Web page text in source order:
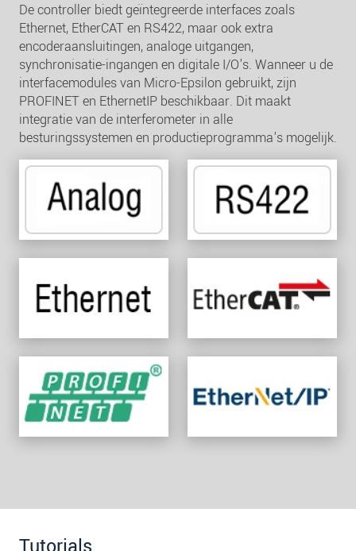
De controller biedt geïntegreerde interfaces zoals
Ethernet, EtherCAT en RS422, maar ook extra
encoderaansluitingen, analoge uitgangen,
synchronisatie-ingangen en digitale I/O's. Wanneer u de
interfacemodules van Micro-Epsilon gebruikt, zijn
PROFINET en EthernetIP beschikbaar. Dit maakt
integratie van de interferometer in alle
besturingssystemen en productieprogramma's mogelijk.